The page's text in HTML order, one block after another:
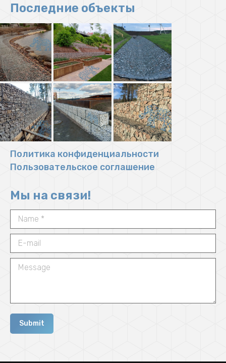
Последние объекты
Политика конфиденциальности
Пользовательское соглашение
Мы на связи!
Name *
E-mail
Message
Submit